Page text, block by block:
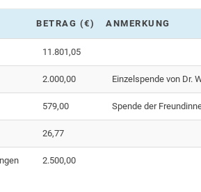
BETRAG (€) ANMERKUNG
11.801,05
2.000,00 Einzelspende von Dr.
579,00 Spende der
26,77
2.500,00